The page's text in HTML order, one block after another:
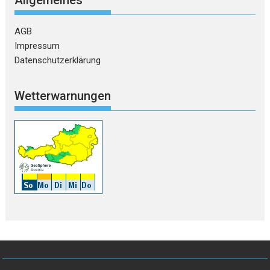
AGB
Impressum
Datenschutzerklärung
Wetterwarnungen